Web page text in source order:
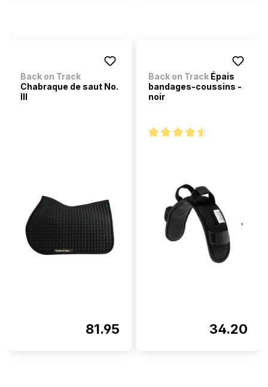
Back on Track
Chabraque de saut No.
III
81.95
Back on Track Épais
bandages-coussins -
noir
34.20